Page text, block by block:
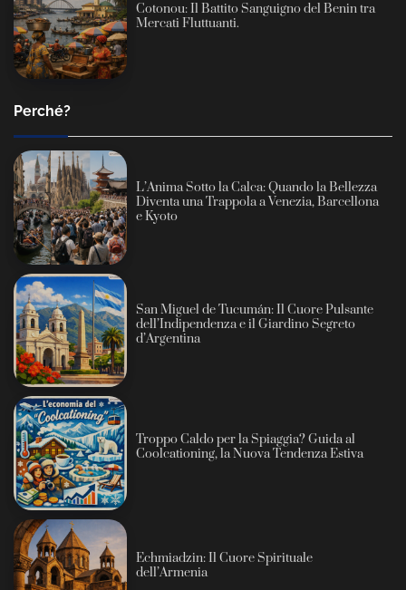
Cotonou: Il Battito Sanguigno del Benin tra
Mercati Fluttuanti.
Perché?
L’Anima Sotto la Calca: Quando la Bellezza
Diventa una Trappola a Venezia, Barcellona
e Kyoto
San Miguel de Tucumán: Il Cuore Pulsante
dell’Indipendenza e il Giardino Segreto
d’Argentina
Troppo Caldo per la Spiaggia? Guida al
Coolcationing, la Nuova Tendenza Estiva
Echmiadzin: Il Cuore Spirituale
dell’Armenia